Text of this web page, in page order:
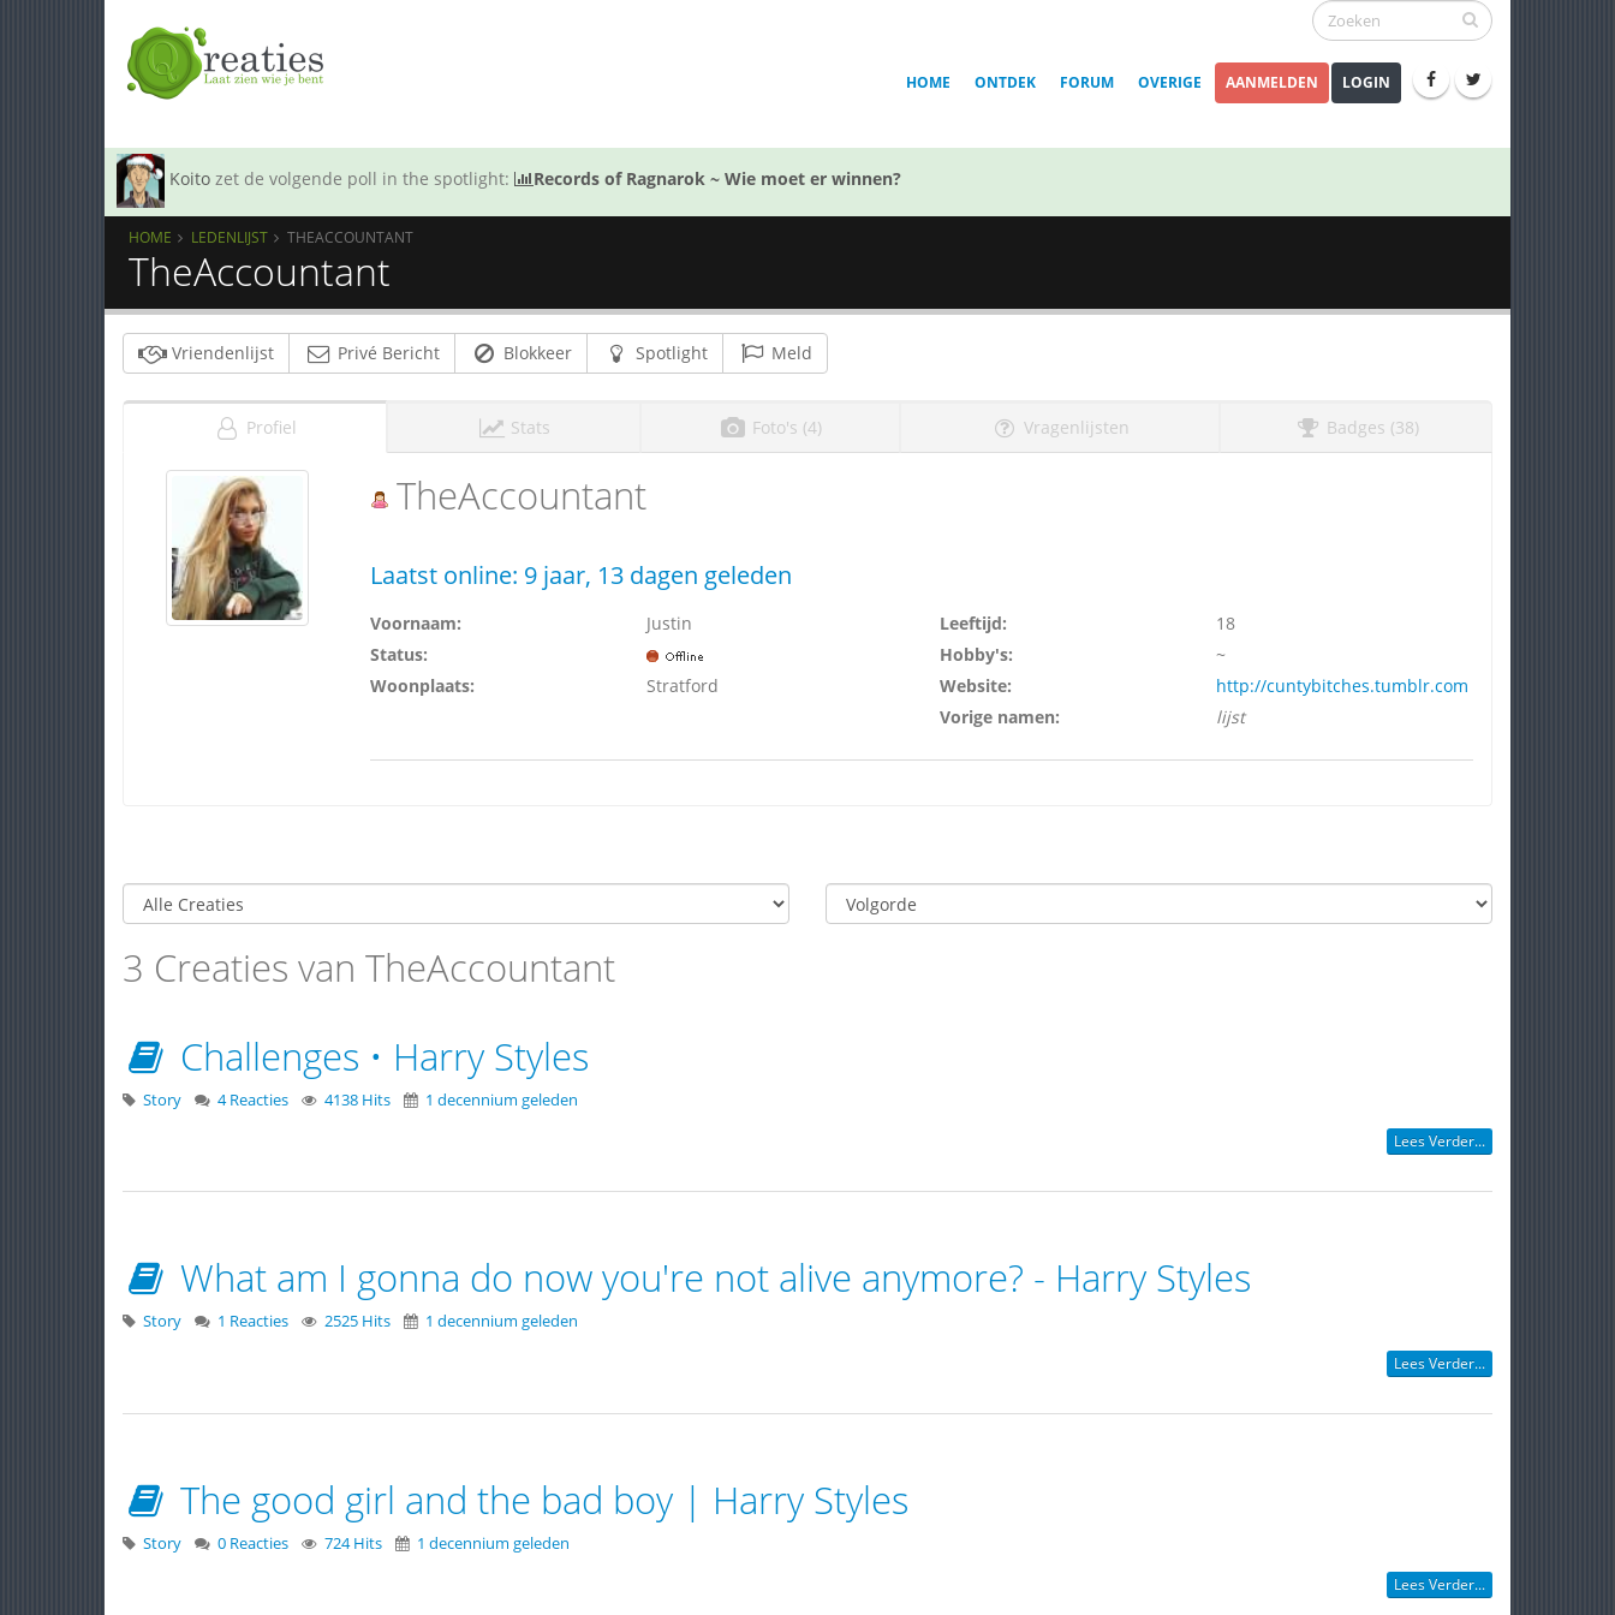
HOME ONTDEK FORUM OVERIGE AANMELDEN LOGIN
Koito zet de volgende poll in the spotlight: Records of Ragnarok ~ Wie moet er winnen?
HOME LEDENLIJST THEACCOUNTANT
TheAccountant
Vriendenlijst Privé Bericht Blokkeer Spotlight Meld
Profiel Stats Foto's (4) Vragenlijsten Badges (38)
TheAccountant
Laatst online: 9 jaar, 13 dagen geleden
Voornaam:
Justin
Status:
Woonplaats:
Stratford
Leeftijd:
18
Hobby's:
~
Website:
http://cuntybitches.tumblr.com
Vorige namen:
lijst
3 Creaties van TheAccountant
Challenges • Harry Styles
Story 4 Reacties 4138 Hits 1 decennium geleden
Lees Verder...
What am I gonna do now you're not alive anymore? - Harry Styles
Story 1 Reacties 2525 Hits 1 decennium geleden
Lees Verder...
The good girl and the bad boy | Harry Styles
Story 0 Reacties 724 Hits 1 decennium geleden
Lees Verder...